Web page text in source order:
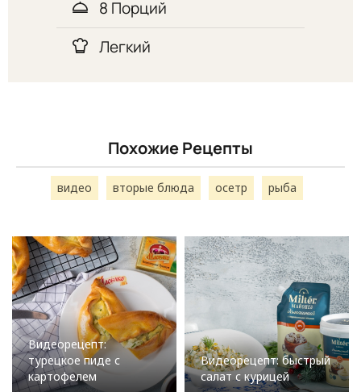
8 Порций
Легкий
Похожие Рецепты
видео вторые блюда осетр рыба
Видеорецепт:
турецкое пиде с
картофелем
Видеорецепт: быстрый
салат с курицей